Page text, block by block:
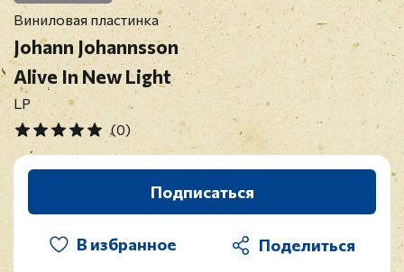
Виниловая пластинка
Johann Johannsson
Alive In New Light
LP
(0)
Подписаться
В избранное